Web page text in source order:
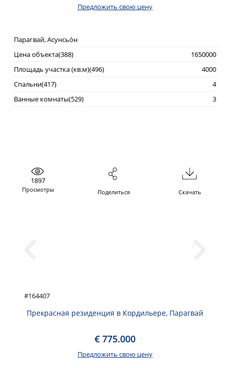
Предложить свою цену
Парагвай, Асунсьо́н
Цена объекта(388)
1650000
Площадь участка (кв.м)(496)
4000
Спальни(417)
4
Ванные комнаты(529)
3
1897
Просмотры Поделиться Скачать
#164407
Прекрасная резиденция в Кордильере, Парагвай
€ 775.000
Предложить свою цену